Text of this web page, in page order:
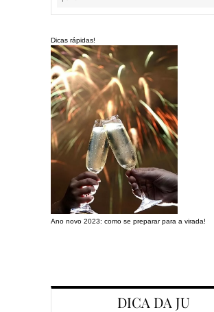
Dicas rápidas!
Ano novo 2023: como se preparar para a virada!
DICA DA JU